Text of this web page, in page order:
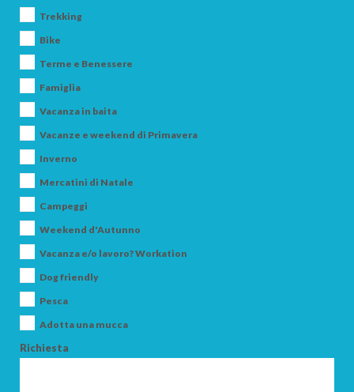
BAMBINI
Trekking
Bike
Terme e Benessere
Famiglia
Vacanza in baita
Vacanze e weekend di Primavera
Inverno
Mercatini di Natale
Campeggi
Weekend d'Autunno
Vacanza e/o lavoro? Workation
Dog friendly
Pesca
Adotta una mucca
Richiesta